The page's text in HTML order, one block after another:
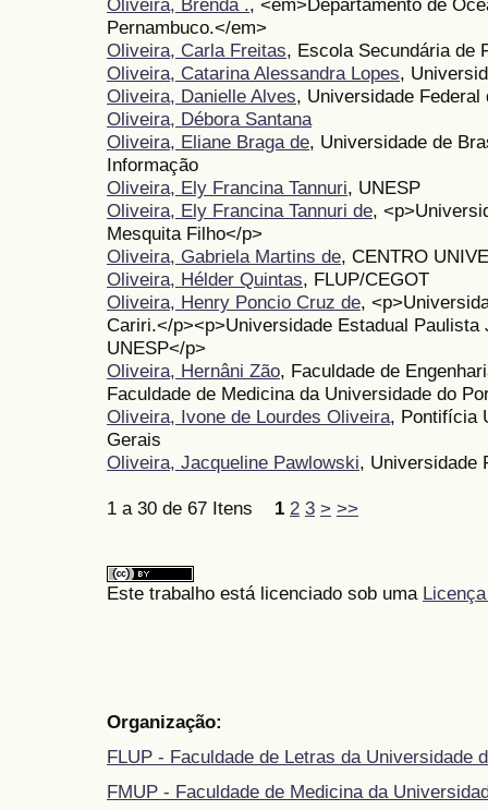
Oliveira, Brenda ., <em>Departamento de
Pernambuco.</em>
Oliveira, Carla Freitas, Escola Secundária de
Oliveira, Catarina Alessandra Lopes,
Oliveira, Danielle Alves, Universidade Federal
Oliveira, Débora Santana
Oliveira, Eliane Braga de, Universidade de
Informação
Oliveira, Ely Francina Tannuri, UNESP
Oliveira, Ely Francina Tannuri de,
Mesquita Filho</p>
Oliveira, Gabriela Martins de, CENTRO
Oliveira, Hélder Quintas, FLUP/CEGOT
Oliveira, Henry Poncio Cruz de,
Cariri.</p><p>Universidade Estadual
UNESP</p>
Oliveira, Hernâni Zão, Faculdade de
Faculdade de Medicina da Universidade do
Oliveira, Ivone de Lourdes Oliveira, Pontifícia
Gerais
Oliveira, Jacqueline Pawlowski, Universidade
1 a 30 de 67 Itens 1 2 3 > >>
Este trabalho está licenciado sob uma
Organização:
FLUP - Faculdade de Letras da Universidade
FMUP - Faculdade de Medicina da